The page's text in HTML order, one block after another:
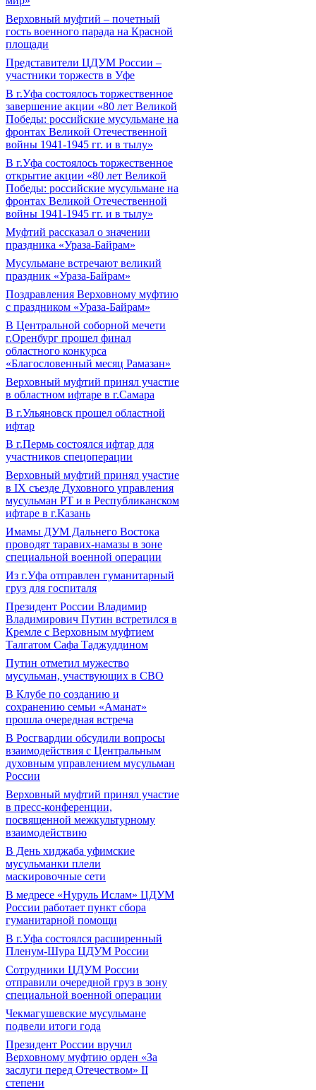
Верховный муфтий – почетный
гость военного парада на Красной
площади
Представители ЦДУМ России –
участники торжеств в Уфе
В г.Уфа состоялось торжественное
завершение акции «80 лет Великой
Победы: российские мусульмане на
фронтах Великой Отечественной
войны 1941-1945 гг. и в тылу»
В г.Уфа состоялось торжественное
открытие акции «80 лет Великой
Победы: российские мусульмане на
фронтах Великой Отечественной
войны 1941-1945 гг. и в тылу»
Муфтий рассказал о значении
праздника «Ураза-Байрам»
Мусульмане встречают великий
праздник «Ураза-Байрам»
Поздравления Верховному муфтию
с праздником «Ураза-Байрам»
В Центральной соборной мечети
г.Оренбург прошел финал
областного конкурса
«Благословенный месяц Рамазан»
Верховный муфтий принял участие
в областном ифтаре в г.Самара
В г.Ульяновск прошел областной
ифтар
В г.Пермь состоялся ифтар для
участников спецоперации
Верховный муфтий принял участие
в IХ съезде Духовного управления
мусульман РТ и в Республиканском
ифтаре в г.Казань
Имамы ДУМ Дальнего Востока
проводят таравих-намазы в зоне
специальной военной операции
Из г.Уфа отправлен гуманитарный
груз для госпиталя
Президент России Владимир
Владимирович Путин встретился в
Кремле с Верховным муфтием
Талгатом Сафа Таджуддином
Путин отметил мужество
мусульман, участвующих в СВО
В Клубе по созданию и
сохранению семьи «Аманат»
прошла очередная встреча
В Росгвардии обсудили вопросы
взаимодействия с Центральным
духовным управлением мусульман
России
Верховный муфтий принял участие
в пресс-конференции,
посвященной межкультурному
взаимодействию
В День хиджаба уфимские
мусульманки плели
маскировочные сети
В медресе «Нуруль Ислам» ЦДУМ
России работает пункт сбора
гуманитарной помощи
В г.Уфа состоялся расширенный
Пленум-Шура ЦДУМ России
Сотрудники ЦДУМ России
отправили очередной груз в зону
специальной военной операции
Чекмагушевские мусульмане
подвели итоги года
Президент России вручил
Верховному муфтию орден «За
заслуги перед Отечеством» II
степени